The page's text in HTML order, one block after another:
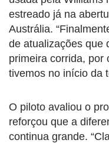
estreado já na
Austrália.
de atualizações que
primeira corrida, por
tivemos no início da
O piloto avaliou o
reforçou que a
continua grande.